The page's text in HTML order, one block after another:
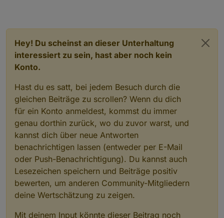
Hey! Du scheinst an dieser Unterhaltung
interessiert zu sein, hast aber noch kein
Konto.
Hast du es satt, bei jedem Besuch durch die
gleichen Beiträge zu scrollen? Wenn du dich
für ein Konto anmeldest, kommst du immer
genau dorthin zurück, wo du zuvor warst, und
kannst dich über neue Antworten
benachrichtigen lassen (entweder per E-Mail
oder Push-Benachrichtigung). Du kannst auch
Lesezeichen speichern und Beiträge positiv
bewerten, um anderen Community-Mitgliedern
deine Wertschätzung zu zeigen.
Mit deinem Input könnte dieser Beitrag noch